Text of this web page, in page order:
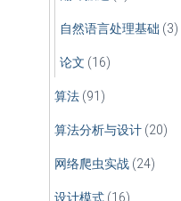
自然语言处理基础 (3)
论文 (16)
算法 (91)
算法分析与设计 (20)
网络爬虫实战 (24)
设计模式 (16)